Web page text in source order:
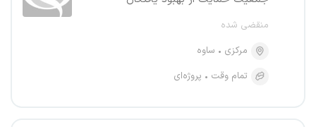
منقضی شده
مرکزی
ساوه
تمام وقت
پروژه‌ای